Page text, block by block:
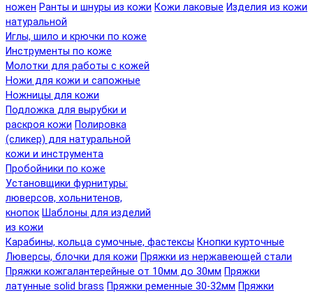
ножен Ранты и шнуры из кожи Кожи лаковые Изделия из кожи
натуральной
Иглы, шило и крючки по коже
Инструменты по коже
Молотки для работы с кожей
Ножи для кожи и сапожные
Ножницы для кожи
Подложка для вырубки и
раскроя кожи Полировка
(сликер) для натуральной
кожи и инструмента
Пробойники по коже
Установщики фурнитуры:
люверсов, хольнитенов,
кнопок Шаблоны для изделий
из кожи
Карабины, кольца сумочные, фастексы Кнопки курточные
Люверсы, блочки для кожи Пряжки из нержавеющей стали
Пряжки кожгалантерейные от 10мм до 30мм Пряжки
латунные solid brass Пряжки ременные 30-32мм Пряжки